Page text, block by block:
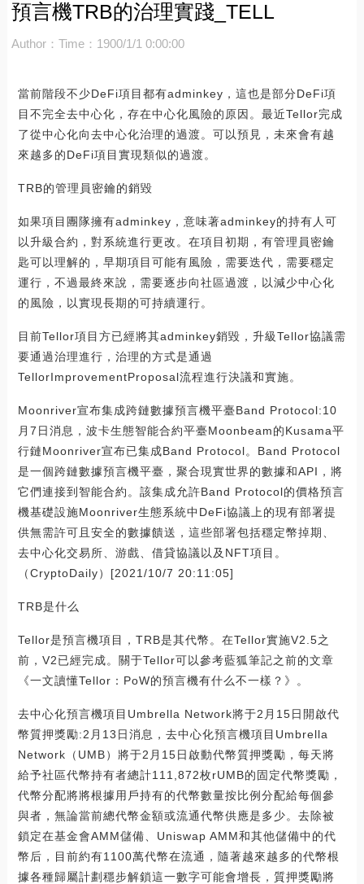
預言機TRB的治理實踐_TELL
Author： Time：1900/1/1 0:00:00
當前階段不少DeFi項目都有adminkey，這也是部分DeFi項
目不完全去中心化，存在中心化風險的原因。最近Tellor完成
了從中心化向去中心化治理的過渡。可以預見，未來會有越
來越多的DeFi項目實現類似的過渡。
TRB的管理員密鑰的銷毀
如果項目團隊擁有adminkey，意味著adminkey的持有人可
以升級合約，對系統進行更改。在項目初期，有管理員密鑰
匙可以理解的，早期項目可能有風險，需要迭代，需要穩定
運行，不過最終來說，需要逐步向社區過渡，以減少中心化
的風險，以實現長期的可持續運行。
目前Tellor項目方已經將其adminkey銷毀，升級Tellor協議需
要通過治理進行，治理的方式是通過
TellorImprovementProposal流程進行決議和實施。
Moonriver宣布集成跨鏈數據預言機平臺Band Protocol:10
月7日消息，波卡生態智能合約平臺Moonbeam的Kusama平
行鏈Moonriver宣布已集成Band Protocol。Band Protocol
是一個跨鏈數據預言機平臺，聚合現實世界的數據和API，將
它們連接到智能合約。該集成允許Band Protocol的價格預言
機基礎設施Moonriver生態系統中DeFi協議上的現有部署提
供無需許可且安全的數據饋送，這些部署包括穩定幣掉期、
去中心化交易所、游戲、借貸協議以及NFT項目。
（CryptoDaily）[2021/10/7 20:11:05]
TRB是什么
Tellor是預言機項目，TRB是其代幣。在Tellor實施V2.5之
前，V2已經完成。關于Tellor可以參考藍狐筆記之前的文章
《一文讀懂Tellor：PoW的預言機有什么不一樣？》。
去中心化預言機項目Umbrella Network將于2月15日開啟代
幣質押獎勵:2月13日消息，去中心化預言機項目Umbrella
Network（UMB）將于2月15日啟動代幣質押獎勵，每天將
給予社區代幣持有者總計111,872枚rUMB的固定代幣獎勵，
代幣分配將將根據用戶持有的代幣數量按比例分配給每個參
與者，無論當前總代幣金額或流通代幣供應是多少。去除被
鎖定在基金會AMM儲備、Uniswap AMM和其他儲備中的代
幣后，目前約有1100萬代幣在流通，隨著越來越多的代幣根
據各種歸屬計劃穩步解鎖這一數字可能會增長，質押獎勵將